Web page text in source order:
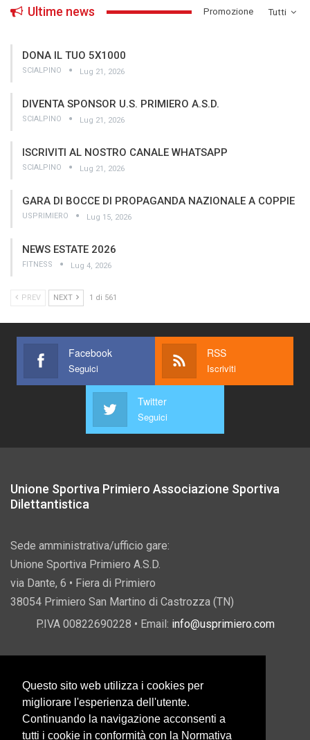
Tutti
Ultime news ­Promozione
DONA IL TUO 5X1000
SCIALPINO Lug 21, 2026
DIVENTA SPONSOR U.S. PRIMIERO A.S.D.
SCIALPINO Lug 21, 2026
ISCRIVITI AL NOSTRO CANALE WHATSAPP
SCIALPINO Lug 21, 2026
GARA DI BOCCE DI PROPAGANDA NAZIONALE A COPPIE
USPRIMIERO Lug 15, 2026
NEWS ESTATE 2026
FITNESS Lug 4, 2026
PREV NEXT 1 di 561
Facebook
Seguici
RSS
Iscriviti
Twitter
Seguici
Unione Sportiva Primiero Associazione Sportiva
Dilettantistica
Sede amministrativa/ufficio gare:
Unione Sportiva Primiero A.S.D.
via Dante, 6 • Fiera di Primiero
38054 Primiero San Martino di Castrozza (TN)
P.IVA 00822690228 • Email: info@usprimiero.com
Vantaggi da Pubblica Amministrazione
Questo sito web utilizza i cookies per
migliorare l'esperienza dell'utente.
Continuando la navigazione acconsenti a
tutti i cookie in conformità con la Normativa